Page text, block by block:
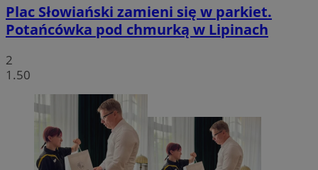
Plac Słowiański zamieni się w parkiet.
Potańcówka pod chmurką w Lipinach
2
1.50